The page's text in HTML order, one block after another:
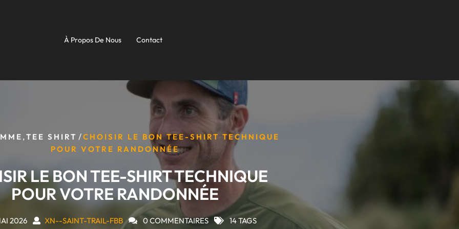
À Propos De Nous Contact
,TEE SHIRT /CHOISIR LE BON TEE-SHIRT TECHNIQUE
POUR VOTRE RANDONNÉE
LE BON TEE-SHIRT TECHNIQUE
POUR VOTRE RANDONNÉE
2026 XN--SAINT-TRAIL-FBB 0 COMMENTAIRES 14 TAGS